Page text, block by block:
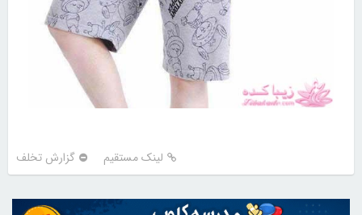
لینک مستقیم گزارش تخلف